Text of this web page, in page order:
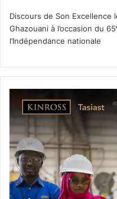
Discours de Son Excellence
Ghazouani à l’occasion du
l’Indépendance nationale